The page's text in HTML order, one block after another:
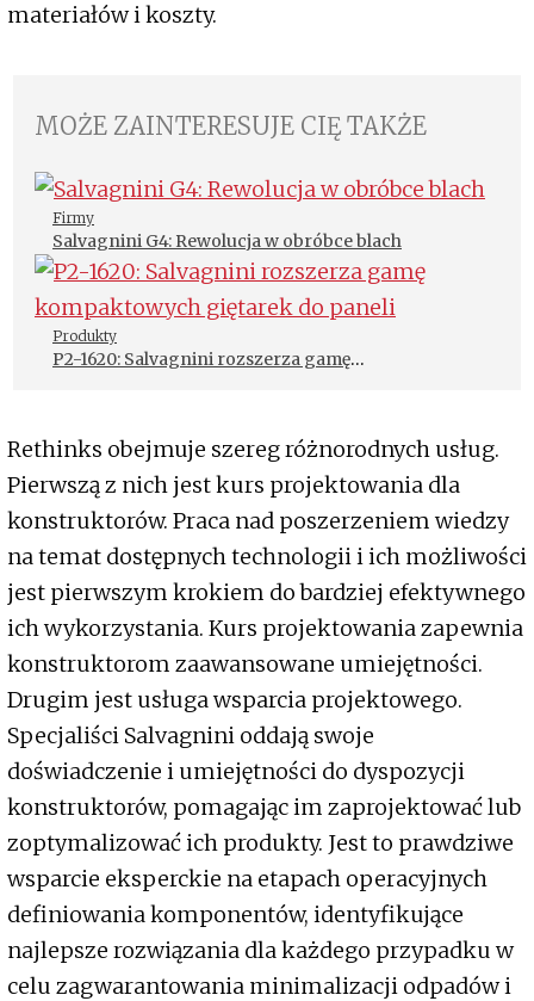
materiałów i koszty.
MOŻE ZAINTERESUJE CIĘ TAKŻE
Firmy
Salvagnini G4: Rewolucja w obróbce blach
Produkty
P2-1620: Salvagnini rozszerza gamę
Rethinks obejmuje szereg różnorodnych usług.
Pierwszą z nich jest kurs projektowania dla
konstruktorów. Praca nad poszerzeniem wiedzy
na temat dostępnych technologii i ich możliwości
jest pierwszym krokiem do bardziej efektywnego
ich wykorzystania. Kurs projektowania zapewnia
konstruktorom zaawansowane umiejętności.
Drugim jest usługa wsparcia projektowego.
Specjaliści Salvagnini oddają swoje
doświadczenie i umiejętności do dyspozycji
konstruktorów, pomagając im zaprojektować lub
zoptymalizować ich produkty. Jest to prawdziwe
wsparcie eksperckie na etapach operacyjnych
definiowania komponentów, identyfikujące
najlepsze rozwiązania dla każdego przypadku w
celu zagwarantowania minimalizacji odpadów i